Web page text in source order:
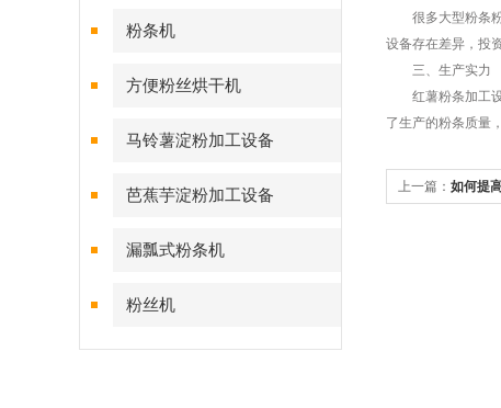
粉条机
方便粉丝烘干机
马铃薯淀粉加工设备
芭蕉芋淀粉加工设备
漏瓢式粉条机
粉丝机
很多大型粉条粉
设备存在差异，投
三、生产实力
红薯粉条加工设
了生产的粉条质量
上一篇： 如何提